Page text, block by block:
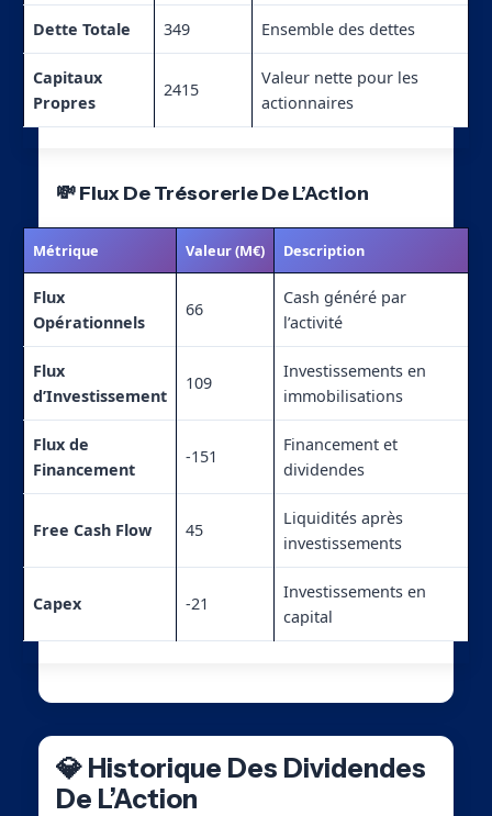
Dette Totale 349 Ensemble des dettes
Capitaux
Propres
2415
Valeur nette pour les
actionnaires
💸 Flux De Trésorerie De L’Action
Métrique Valeur (M€) Description
Flux
Opérationnels
66
Cash généré par
l’activité
Flux
d’Investissement
109
Investissements en
immobilisations
Flux de
Financement
-151
Financement et
dividendes
Free Cash Flow 45
Liquidités après
investissements
Capex -21
Investissements en
capital
💎 Historique Des Dividendes
De L’Action